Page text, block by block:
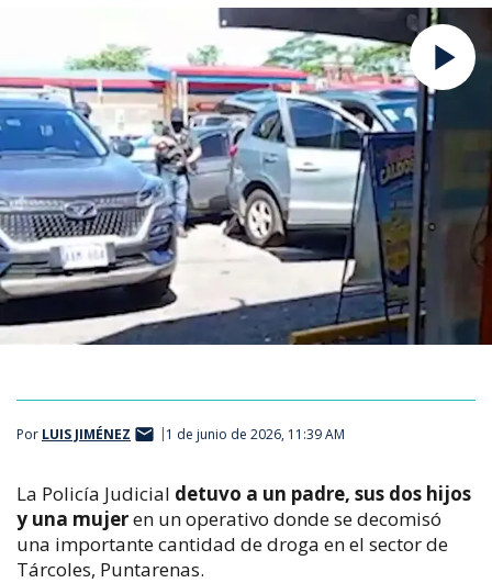
Por LUIS JIMÉNEZ 1 de junio de 2026, 11:39 AM
La Policía Judicial detuvo a un padre, sus dos hijos
y una mujeren un operativo donde se decomisó
una importante cantidad de droga en el sector de
Tárcoles, Puntarenas.